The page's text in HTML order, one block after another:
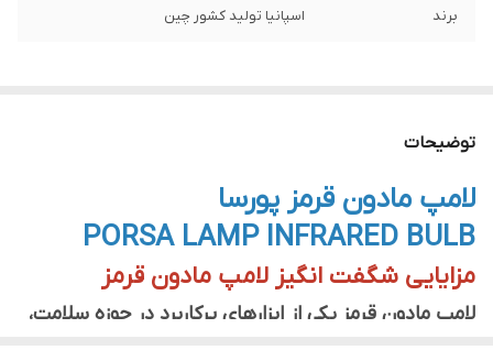
برند اسپانیا تولید کشور چین
توضیحات
لامپ مادون قرمز پورسا
PORSA LAMP INFRARED BULB
مزایایی شگفت انگیز لامپ مادون قرمز
لامپ مادون قرمز یکی از ابزارهای پرکاربرد در حوزه سلامت،